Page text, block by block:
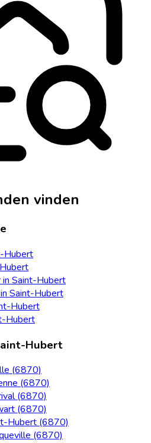
vinden
Hubert
Saint-Hubert
Saint-Hubert
Hubert
Hubert
Hubert
(6870)
(6870)
(6870)
(6870)
Hubert (6870)
(6870)